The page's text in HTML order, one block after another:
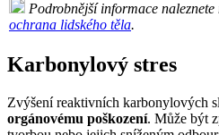
Podrobnější informace
ochrana lidského těla.
Karbonylový stres
Zvýšení reaktivních karbonylových
orgánovému poškození. Může být